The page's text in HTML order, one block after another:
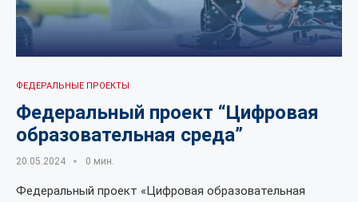
ФЕДЕРАЛЬНЫЕ ПРОЕКТЫ
Федеральный проект “Цифровая
образовательная среда”
20.05.2024 0 мин.
Федеральный проект «Цифровая образовательная